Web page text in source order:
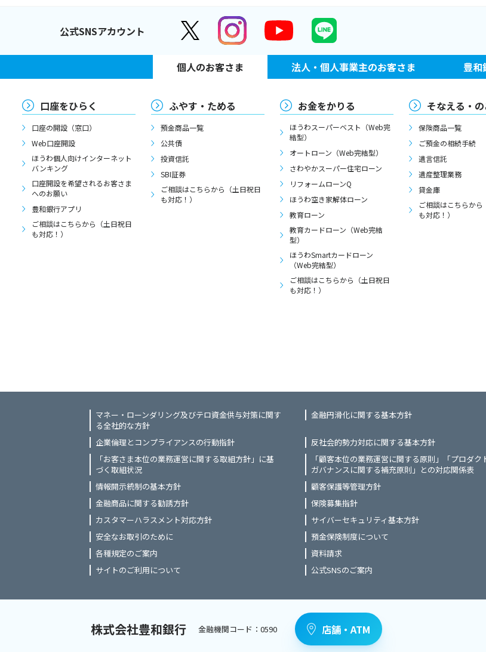
公式SNSアカウント
個人のお客さま 法人・個人事業主のお客さま 豊和
口座をひらく
口座の開設（窓口）
Web口座開設
ほうわ個人向けインターネット
バンキング
口座開設を希望されるお客さま
へのお願い
豊和銀行アプリ
ご相談はこちらから（土日祝日
も対応！）
ふやす・ためる
預金商品一覧
公共債
投資信託
SBI証券
ご相談はこちらから（土日祝日
も対応！）
お金をかりる
ほうわスーパーベスト（Web完
結型）
オートローン（Web完結型）
さわやかスーパー住宅ローン
リフォームローンQ
ほうわ空き家解体ローン
教育ローン
教育カードローン（Web完結
型）
ほうわSmartカードローン
（Web完結型）
ご相談はこちらから（土日祝日
も対応！）
そなえる・
保険商品一覧
ご預金の相続手続
遺言信託
遺産整理業務
貸金庫
ご相談はこちらから
も対応！）
マネー・ローンダリング及びテロ資金供与対策に関す
る全社的な方針
金融円滑化に関する基本方針
企業倫理とコンプライアンスの行動指針 反社会的勢力対応に関する基本方針
「お客さま本位の業務運営に関する取組方針」に基
づく取組状況
「顧客本位の業務運営に関する原則」「プロダク
ガバナンスに関する補充原則」との対応関係表
情報開示統制の基本方針 顧客保護等管理方針
金融商品に関する勧誘方針
保険募集指針
カスタマーハラスメント対応方針
サイバーセキュリティ基本方針
安全なお取引のために
預金保険制度について
各種規定のご案内
資料請求
サイトのご利用について
公式SNSのご案内
株式会社豊和銀行 金融機関コード：0590 店舗・ATM